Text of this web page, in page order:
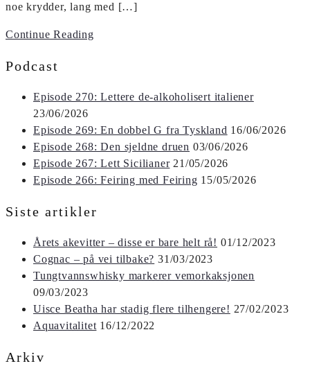
noe krydder, lang med […]
Continue Reading
Podcast
Episode 270: Lettere de-alkoholisert italiener
23/06/2026
Episode 269: En dobbel G fra Tyskland 16/06/2026
Episode 268: Den sjeldne druen 03/06/2026
Episode 267: Lett Sicilianer 21/05/2026
Episode 266: Feiring med Feiring 15/05/2026
Siste artikler
Årets akevitter – disse er bare helt rå! 01/12/2023
Cognac – på vei tilbake? 31/03/2023
Tungtvannswhisky markerer vemorkaksjonen
09/03/2023
Uisce Beatha har stadig flere tilhengere! 27/02/2023
Aquavitalitet 16/12/2022
Arkiv